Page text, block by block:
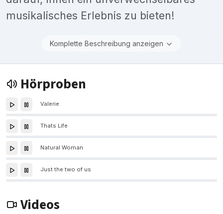
musikalisches Erlebnis zu bieten!
Komplette Beschreibung anzeigen
Hörproben
Valerie
Thats Life
Natural Woman
Just the two of us
Videos